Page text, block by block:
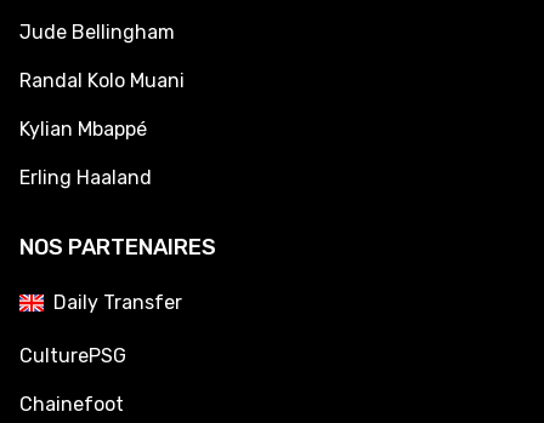
Jude Bellingham
Randal Kolo Muani
Kylian Mbappé
Erling Haaland
NOS PARTENAIRES
Daily Transfer
CulturePSG
Chainefoot